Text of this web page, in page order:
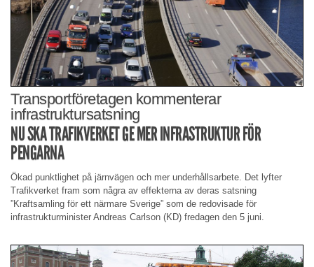
Transportföretagen kommenterar
infrastruktursatsning
NU SKA TRAFIKVERKET GE MER INFRASTRUKTUR FÖR
PENGARNA
Ökad punktlighet på järnvägen och mer underhållsarbete. Det lyfter
Trafikverket fram som några av effekterna av deras satsning
”Kraftsamling för ett närmare Sverige” som de redovisade för
infrastrukturminister Andreas Carlson (KD) fredagen den 5 juni.